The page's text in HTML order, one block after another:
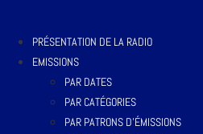
PRÉSENTATION DE LA RADIO
EMISSIONS
PAR DATES
PAR CATÉGORIES
PAR PATRONS D’ÉMISSIONS